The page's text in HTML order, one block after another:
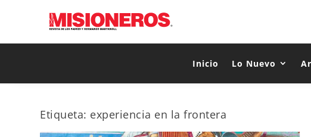
Inicio Lo Nuevo
Etiqueta: experiencia en la frontera